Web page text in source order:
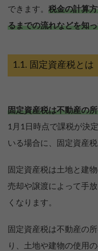
できます。 税金の計算
るまでの流れなどを知
固定資産税とは
固定資産税は不動産の
1月1日時点で課税が決
いる場合に、固定資産税
固定資産税は土地と建
売却や譲渡によって手
くなります。
固定資産税は不動産の
り、土地や建物の使用